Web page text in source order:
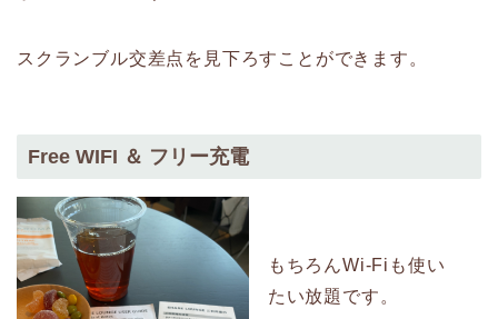
スクランブル交差点を見下ろすことができます。
Free WIFI ＆ フリー充電
もちろんWi-Fiも使い
たい放題です。